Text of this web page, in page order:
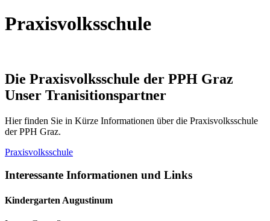
Praxisvolksschule
Die Praxisvolksschule der PPH Graz
Unser Tranisitionspartner
Hier finden Sie in Kürze Informationen über die Praxisvolksschule
der PPH Graz.
Praxisvolksschule
Interessante Informationen und Links
Kindergarten Augustinum